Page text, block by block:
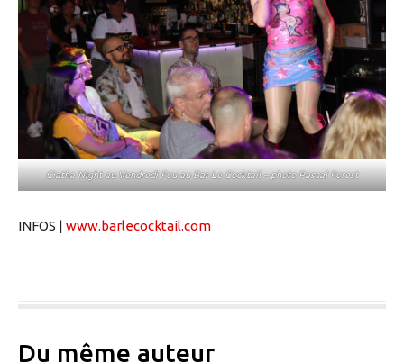
Ciatha Night au Vendredi Fou au Bar Le Cocktail – photo Pascal Forest
INFOS | www.barlecocktail.com
Du même auteur